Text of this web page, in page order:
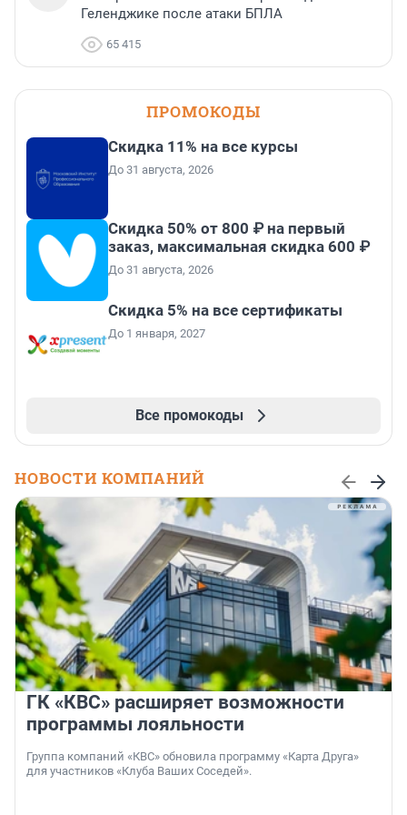
Геленджике после атаки БПЛА
65 415
ПРОМОКОДЫ
Скидка 11% на все курсы
До 31 августа, 2026
Скидка 50% от 800 ₽ на первый
заказ, максимальная скидка 600 ₽
До 31 августа, 2026
Скидка 5% на все сертификаты
До 1 января, 2027
Все промокоды
НОВОСТИ КОМПАНИЙ
ГК «КВС» расширяет возможности
программы лояльности
Группа компаний «КВС» обновила программу «Карта Друга»
для участников «Клуба Ваших Соседей».